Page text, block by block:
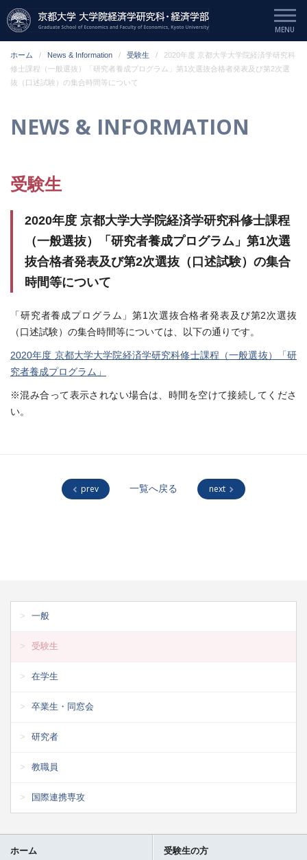
ホーム News & Information 受験生
2020年度 京都大学大学院経済学研究科
修士課程（一般選抜）「研究者養成プログラム」第1次選抜合格者発表及び第2次選
抜（口述試験）の集合時間等について
NEWS & INFORMATION
受験生
2020年度 京都大学大学院経済学研究科修士課程
（一般選抜）「研究者養成プログラム」第1次選
抜合格者発表及び第2次選抜（口述試験）の集合
時間等について
「研究者養成プログラム」第1次選抜合格者発表及び第2次選抜
（口述試験）の集合時間等については、以下の通りです。
2020年度 京都大学大学院経済学研究科修士課程（一般選抜）「研
究者養成プログラム」
※混み合って表示されない場合は、時間を空けて接続してくださ
い。
prev 一覧へ戻る next
一般
受験生
在学生
卒業生・同窓会
研究者
教職員
国際連携専攻
ホーム 受験生の方